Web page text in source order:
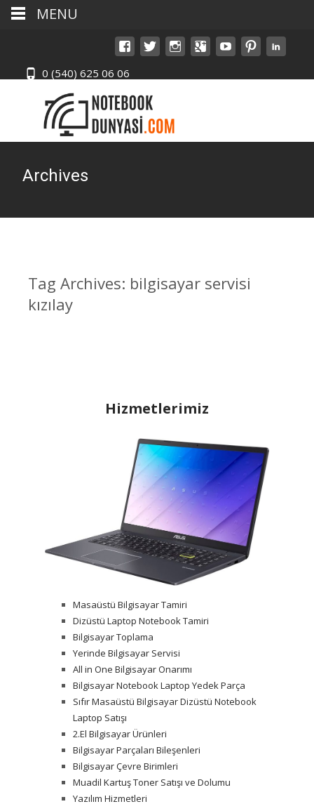
0 (540) 625 06 06
Archives
Tag Archives: bilgisayar servisi
kızılay
Hizmetlerimiz
Masaüstü Bilgisayar Tamiri
Dizüstü Laptop Notebook Tamiri
Bilgisayar Toplama
Yerinde Bilgisayar Servisi
All in One Bilgisayar Onarımı
Bilgisayar Notebook Laptop Yedek Parça
Sıfır Masaüstü Bilgisayar Dizüstü Notebook
Laptop Satışı
2.El Bilgisayar Ürünleri
Bilgisayar Parçaları Bileşenleri
Bilgisayar Çevre Birimleri
Muadil Kartuş Toner Satışı ve Dolumu
Yazılım Hizmetleri
MENU